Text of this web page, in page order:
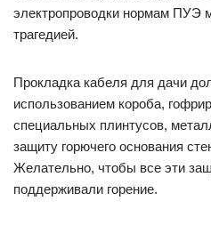
электропроводки нормам ПУЭ
трагедией.
Прокладка кабеля для дачи
использованием короба,
специальных плинтусов,
защиту горючего основания
Желательно, чтобы все эти
поддерживали горение.